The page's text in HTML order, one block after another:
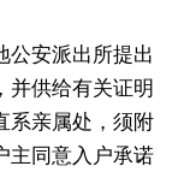
公安派出所提出
并供给有关证明
系亲属处，须附
主同意入户承诺